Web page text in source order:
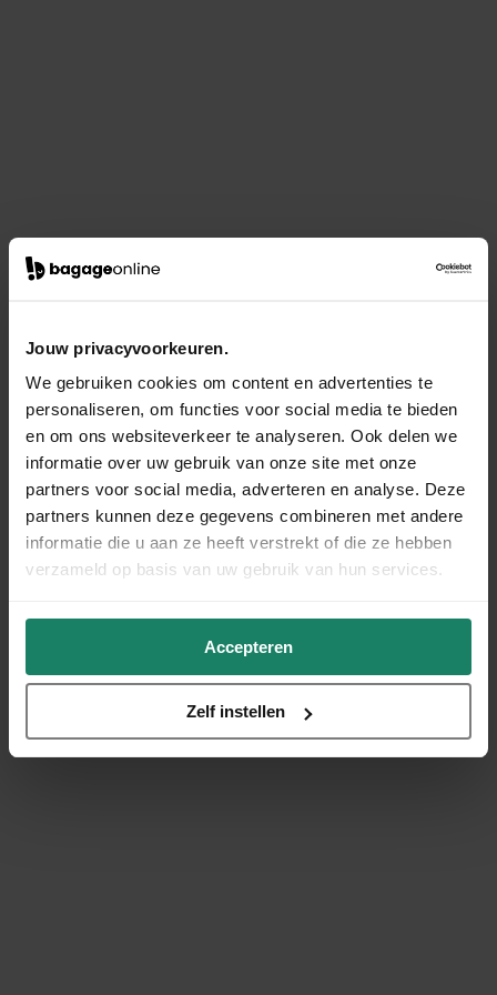
Jouw privacyvoorkeuren.
We gebruiken cookies om content en advertenties te
personaliseren, om functies voor social media te bieden
en om ons websiteverkeer te analyseren. Ook delen we
informatie over uw gebruik van onze site met onze
partners voor social media, adverteren en analyse. Deze
partners kunnen deze gegevens combineren met andere
informatie die u aan ze heeft verstrekt of die ze hebben
verzameld op basis van uw gebruik van hun services.
Accepteren
Zelf instellen